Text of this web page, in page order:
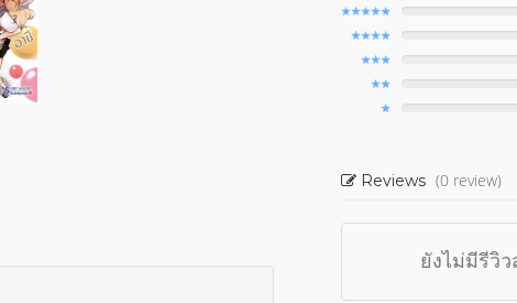
Reviews (0 review)
ยังไม่มีรีวิ